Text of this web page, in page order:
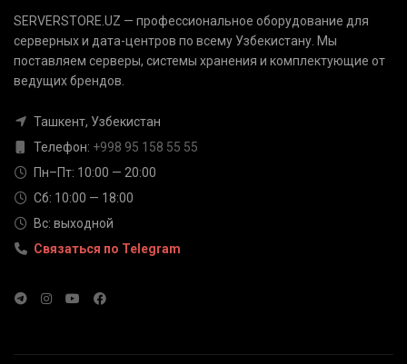
SERVERSTORE.UZ — профессиональное оборудование для
серверных и дата-центров по всему Узбекистану. Мы
поставляем серверы, системы хранения и комплектующие от
ведущих брендов.
Ташкент, Узбекистан
Телефон: +998 95 158 55 55
Пн–Пт: 10:00 — 20:00
Сб: 10:00 — 18:00
Вс: выходной
Связаться по Telegram
Связаться с нами
Телефон
info@serverstore.uz